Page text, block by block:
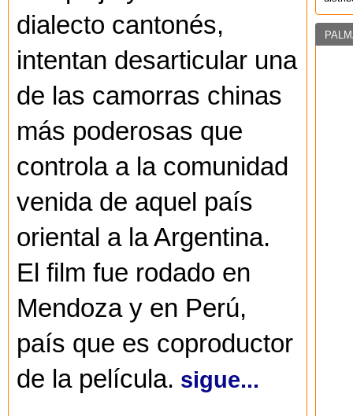
dialecto cantonés,
intentan desarticular una
de las camorras chinas
más poderosas que
controla a la comunidad
venida de aquel país
oriental a la Argentina.
El film fue rodado en
Mendoza y en Perú,
país que es coproductor
de la película. sigue...